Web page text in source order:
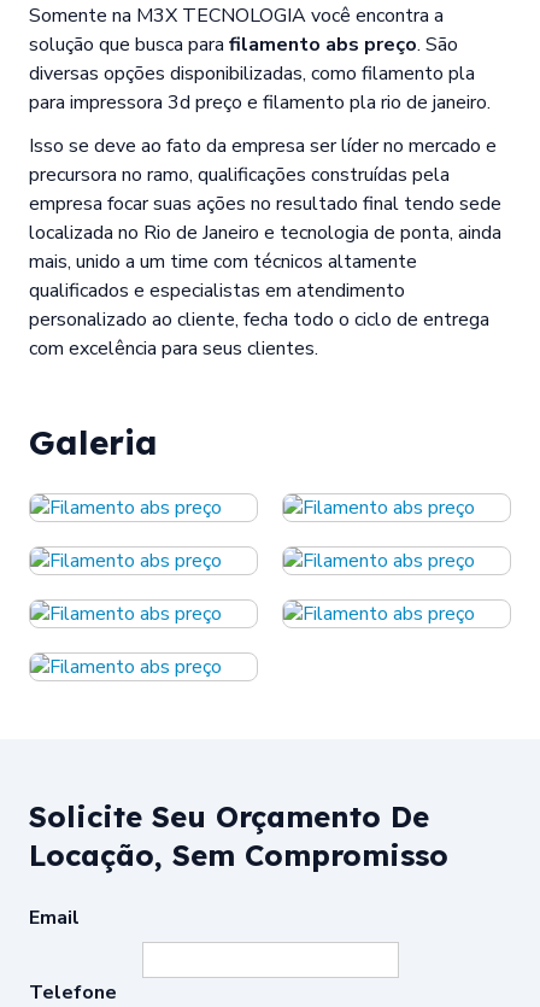
Somente na M3X TECNOLOGIA você encontra a
solução que busca para filamento abs preço. São
diversas opções disponibilizadas, como filamento pla
para impressora 3d preço e filamento pla rio de janeiro.
Isso se deve ao fato da empresa ser líder no mercado e
precursora no ramo, qualificações construídas pela
empresa focar suas ações no resultado final tendo sede
localizada no Rio de Janeiro e tecnologia de ponta, ainda
mais, unido a um time com técnicos altamente
qualificados e especialistas em atendimento
personalizado ao cliente, fecha todo o ciclo de entrega
com excelência para seus clientes.
Galeria
Solicite Seu Orçamento De
Locação, Sem Compromisso
Email
Telefone